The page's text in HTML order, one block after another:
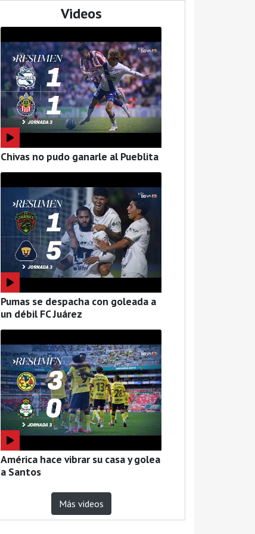
Videos
Chivas no pudo ganarle al Pueblita
Pumas se despacha con goleada a
un débil FC Juárez
América hace vibrar su casa y golea
a Santos
Más videos